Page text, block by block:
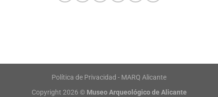
Política de Privacidad - MARQ Alicante
Copyright 2026 © Museo Arqueológico de Alicante